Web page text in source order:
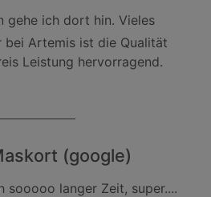
gehe ich dort hin. Vieles
bei Artemis ist die Qualität
Leistung hervorragend.
(google)
sooooo langer Zeit, super....